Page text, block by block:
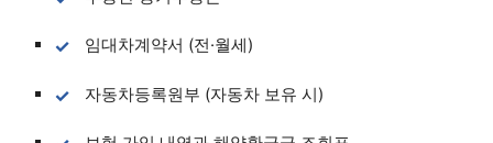
임대차계약서 (전·월세)
자동차등록원부 (자동차 보유 시)